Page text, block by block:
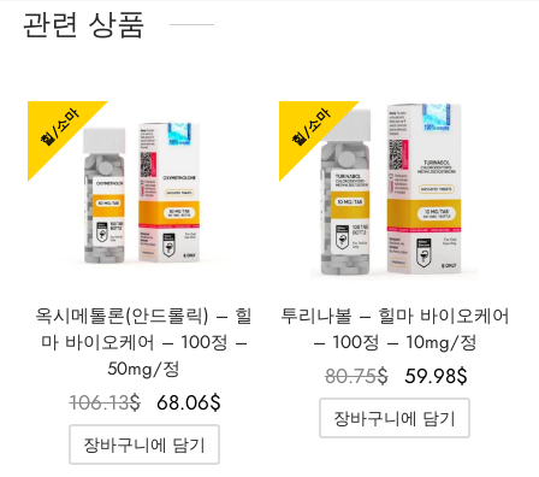
관련 상품
힐/소마
옥시메톨론(안드롤릭) – 힐
마 바이오케어 – 100정 –
50mg/정
106.13$ 원래 가격
은
106.13$였
68.06$
장바구니에 담기
힐/소마
투리나볼 – 힐마 바이오케어
– 100정 – 10mg/정
80.75$
원래 가
격은
80.75$였
59.98$
59.98$
장바구니에 담기